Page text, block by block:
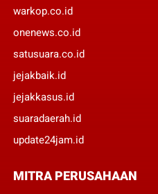
warkop.co.id
onenews.co.id
satusuara.co.id
jejakbaik.id
jejakkasus.id
suaradaerah.id
update24jam.id
MITRA PERUSAHAAN